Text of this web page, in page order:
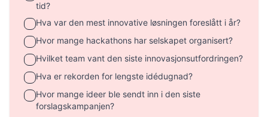
tid?
Hva var den mest innovative løsningen foreslått i år?
Hvor mange hackathons har selskapet organisert?
Hvilket team vant den siste innovasjonsutfordringen?
Hva er rekorden for lengste idédugnad?
Hvor mange ideer ble sendt inn i den siste
forslagskampanjen?